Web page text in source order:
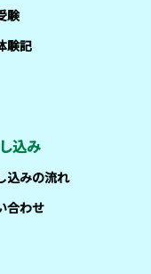
験
験記
込み
込みの流れ
合わせ